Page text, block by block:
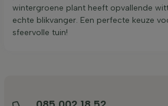
wintergroene plant heeft opvallende
echte blikvanger. Een perfecte keuze
sfeervolle tuin!